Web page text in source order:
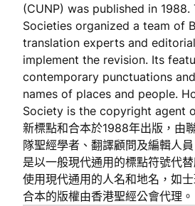
(CUNP) was published in
Societies organized a team of
translation experts and
implement the revision. Its
contemporary punctuations
names of places and people.
Society is the copyright agent
新標點和合本於1988年出版，由
隊聖經學者、翻譯顧問及編輯人
是以一般現代通用的標點符號代
使用現代通用的人名和地名，如
合本的版權由香港聖經公會代理。